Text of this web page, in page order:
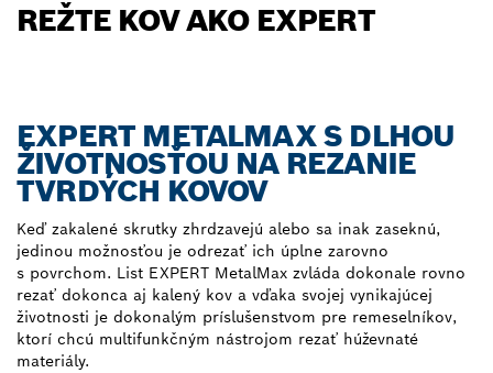
REŽTE KOV AKO EXPERT
EXPERT METALMAX S DLHOU
ŽIVOTNOSŤOU NA REZANIE
TVRDÝCH KOVOV
Keď zakalené skrutky zhrdzavejú alebo sa inak zaseknú,
jedinou možnosťou je odrezať ich úplne zarovno
s povrchom. List EXPERT MetalMax zvláda dokonale rovno
rezať dokonca aj kalený kov a vďaka svojej vynikajúcej
životnosti je dokonalým príslušenstvom pre remeselníkov,
ktorí chcú multifunkčným nástrojom rezať húževnaté
materiály.